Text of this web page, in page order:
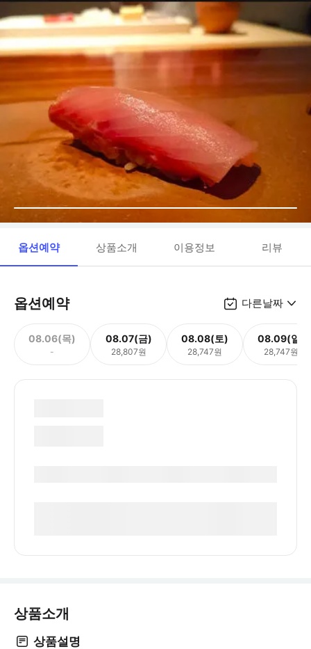
옵션예약 상품소개 이용정보 리뷰
옵션예약 다른날짜
08.06(목)
-
08.07(금)
28,807원
08.08(토)
28,747원
08.09(일)
28,747원
상품소개
상품설명